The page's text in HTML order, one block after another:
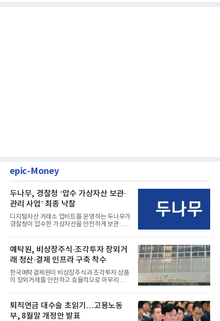
epic-Money
두나무, 경찰청 ‘압수 가상자산 보관·
관리 사업’ 최종 낙찰
디지털자산 거래소 업비트를 운영하는 두나무가
경찰청이 압수한 가상자산을 안전하게 보관·관
예탁원, 비상장주식·조각투자 장외거
래 청산·결제 인프라 구축 착수
한국예탁결제원이 비상장주식과 조각투자 상품
의 장외거래를 안전하고 효율적으로 마무리하기
퇴직연금 대수술 초읽기…고용노동
부, 8월말 개정안 발표